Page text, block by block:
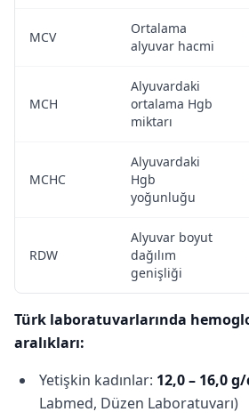
MCV
Ortalama
alyuvar hacmi
MCH
Alyuvardaki
ortalama Hgb
miktarı
MCHC
Alyuvardaki
Hgb
yoğunluğu
RDW
Alyuvar boyut
dağılım
genişliği
Türk laboratuvarlarında
aralıkları:
Yetişkin kadınlar: 12,0 – 16,0
Labmed, Düzen Laboratuvarı)